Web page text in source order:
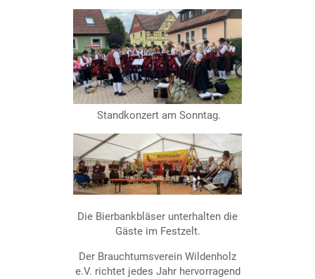
Standkonzert am Sonntag.
Die Bierbankbläser unterhalten die
Gäste im Festzelt.
Der Brauchtumsverein Wildenholz
e.V. richtet jedes Jahr hervorragend